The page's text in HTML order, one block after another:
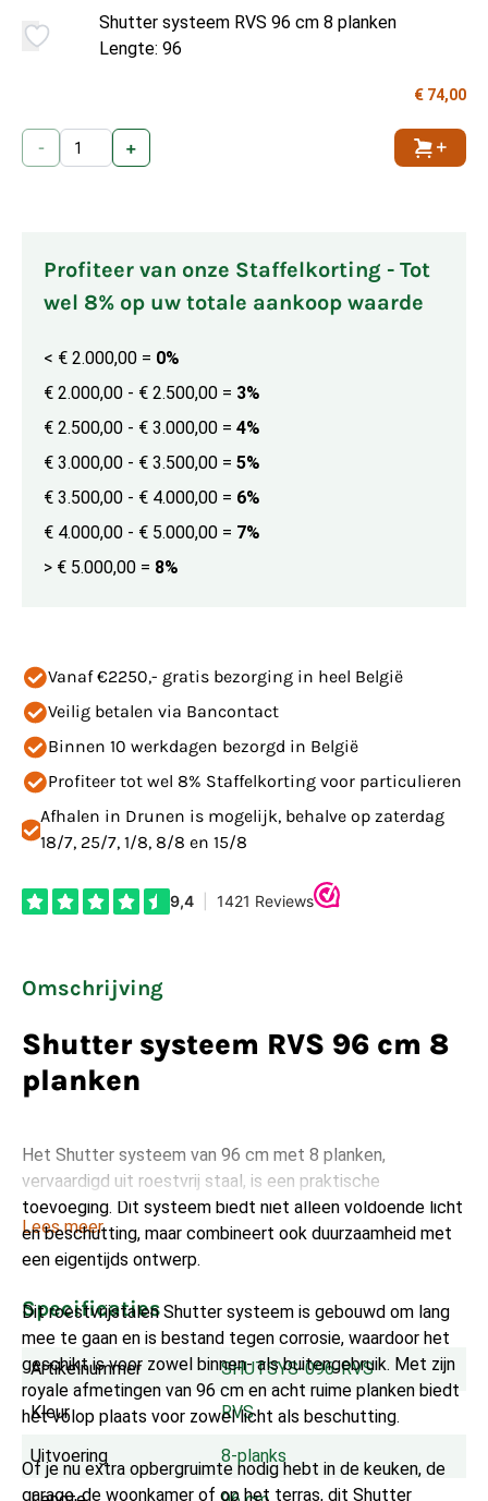
Shutter systeem RVS 96 cm 8 planken
Lengte: 96
€ 74,00
- +
Profiteer van onze Staffelkorting - Tot
wel 8% op uw totale aankoop waarde
< € 2.000,00 = 0%
€ 2.000,00 - € 2.500,00 = 3%
€ 2.500,00 - € 3.000,00 = 4%
€ 3.000,00 - € 3.500,00 = 5%
€ 3.500,00 - € 4.000,00 = 6%
€ 4.000,00 - € 5.000,00 = 7%
> € 5.000,00 = 8%
Vanaf €2250,- gratis bezorging in heel België
Veilig betalen via Bancontact
Binnen 10 werkdagen bezorgd in België
Profiteer tot wel 8% Staffelkorting voor particulieren
Afhalen in Drunen is mogelijk, behalve op zaterdag
18/7, 25/7, 1/8, 8/8 en 15/8
Omschrijving
Shutter systeem RVS 96 cm 8
planken
Het Shutter systeem van 96 cm met 8 planken,
vervaardigd uit roestvrij staal, is een praktische
toevoeging. Dit systeem biedt niet alleen voldoende licht
en beschutting, maar combineert ook duurzaamheid met
een eigentijds ontwerp.
Dit roestvrijstalen Shutter systeem is gebouwd om lang
mee te gaan en is bestand tegen corrosie, waardoor het
geschikt is voor zowel binnen- als buitengebruik. Met zijn
royale afmetingen van 96 cm en acht ruime planken biedt
het volop plaats voor zowel licht als beschutting.
Of je nu extra opbergruimte nodig hebt in de keuken, de
garage, de woonkamer of op het terras, dit Shutter
Lees meer
Specificaties
Artikelnummer SHUTSYS-096-RVS
Kleur RVS
Uitvoering 8-planks